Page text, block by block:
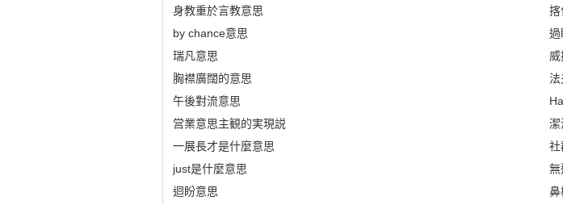
身教重於言教意思
by chance意思
瑞凡意思
胸襟廣闊的意思
午後對流意思
営業意思主観的実現説
一展長才是什麼意思
just是什麼意思
迴盼意思
揢
過
潔
社
無
鼻